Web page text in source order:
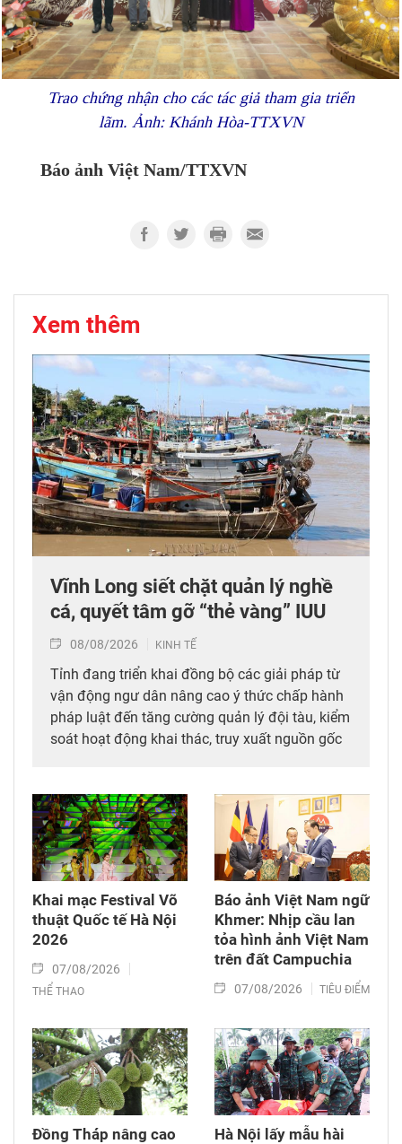
Trao chứng nhận cho các tác giả tham gia triển
lãm. Ảnh: Khánh Hòa-TTXVN
Báo ảnh Việt Nam/TTXVN
Xem thêm
Vĩnh Long siết chặt quản lý nghề
cá, quyết tâm gỡ “thẻ vàng” IUU
08/08/2026 KINH TẾ
Tỉnh đang triển khai đồng bộ các giải pháp từ
vận động ngư dân nâng cao ý thức chấp hành
pháp luật đến tăng cường quản lý đội tàu, kiểm
soát hoạt động khai thác, truy xuất nguồn gốc
Khai mạc Festival Võ
thuật Quốc tế Hà Nội
2026
07/08/2026
THỂ THAO
Báo ảnh Việt Nam ngữ
Khmer: Nhịp cầu lan
tỏa hình ảnh Việt Nam
trên đất Campuchia
07/08/2026 TIÊU ĐIỂM
Đồng Tháp nâng cao
Hà Nội lấy mẫu hài